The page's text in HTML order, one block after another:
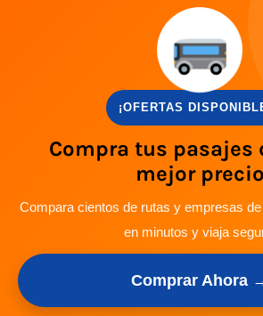
¡OFERTAS
Compra tus pasajes
mejor precio
Compara cientos de rutas y empresas
en minutos y viaja
Comprar Ahora